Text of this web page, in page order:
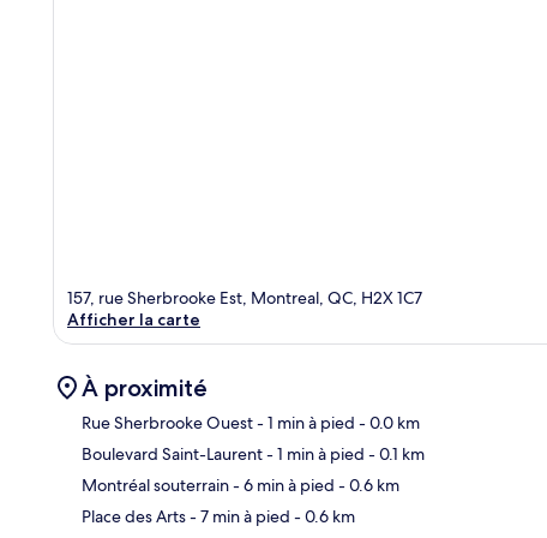
157, rue Sherbrooke Est, Montreal, QC, H2X 1C7
Afficher la carte
À proximité
Rue Sherbrooke Ouest- 1 min à pied - 0.0 km
Boulevard Saint-Laurent- 1 min à pied - 0.1 km
Montréal souterrain- 6 min à pied - 0.6 km
Place des Arts- 7 min à pied - 0.6 km